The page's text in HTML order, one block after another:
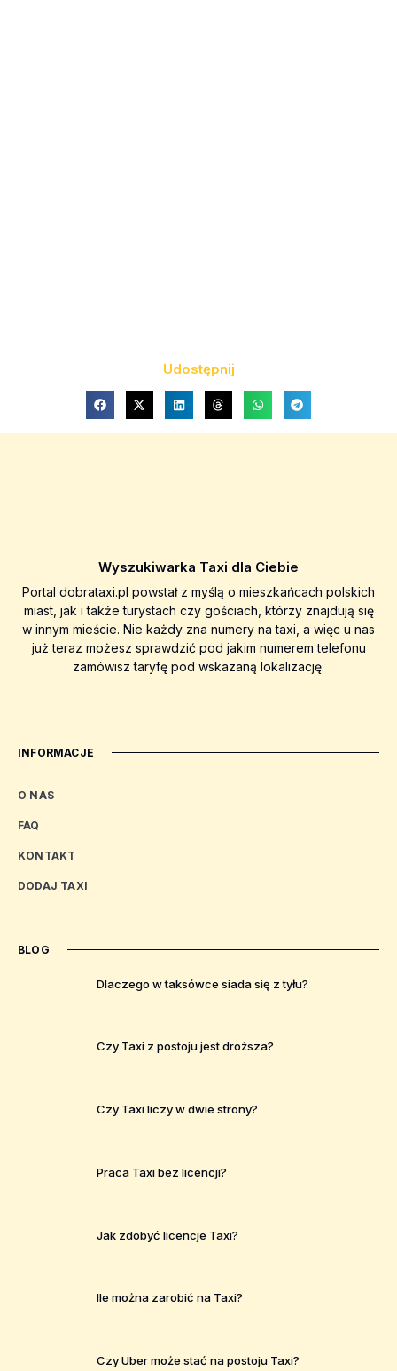
Udostępnij
Wyszukiwarka Taxi dla Ciebie
Portal dobrataxi.pl powstał z myślą o mieszkańcach polskich
miast, jak i także turystach czy gościach, którzy znajdują się
w innym mieście. Nie każdy zna numery na taxi, a więc u nas
już teraz możesz sprawdzić pod jakim numerem telefonu
zamówisz taryfę pod wskazaną lokalizację.
INFORMACJE
O NAS
FAQ
KONTAKT
DODAJ TAXI
BLOG
Dlaczego w taksówce siada się z tyłu?
Czy Taxi z postoju jest droższa?
Czy Taxi liczy w dwie strony?
Praca Taxi bez licencji?
Jak zdobyć licencje Taxi?
Ile można zarobić na Taxi?
Czy Uber może stać na postoju Taxi?